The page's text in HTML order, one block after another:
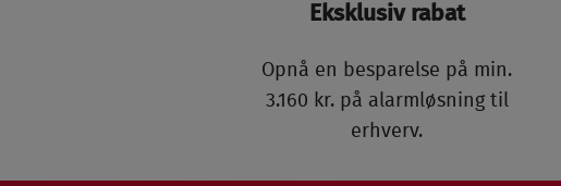
Eksklusiv rabat
Opnå en besparelse på min.
3.160 kr. på alarmløsning til
erhverv.